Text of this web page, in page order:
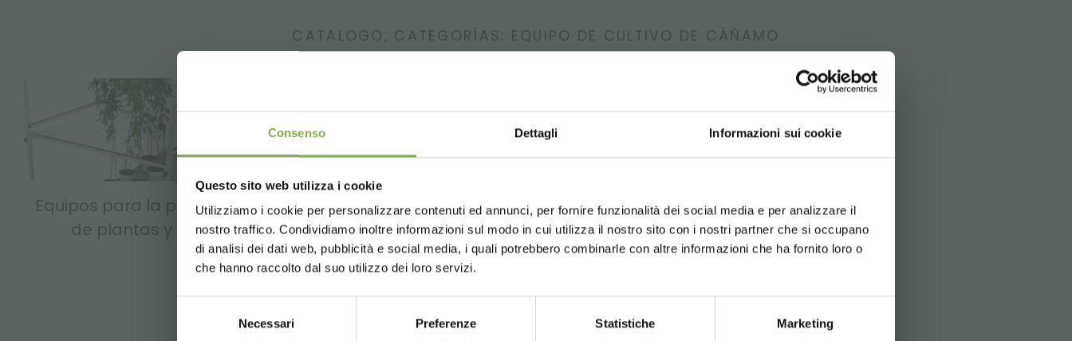
Consenso Dettagli Informazioni sui cookie
Questo sito web utilizza i cookie
Utilizziamo i cookie per personalizzare contenuti ed annunci, per fornire funzionalità dei social media e per analizzare il
nostro traffico. Condividiamo inoltre informazioni sul modo in cui utilizza il nostro sito con i nostri partner che si occupano
di analisi dei dati web, pubblicità e social media, i quali potrebbero combinarle con altre informazioni che ha fornito loro o
che hanno raccolto dal suo utilizzo dei loro servizi.
Necessari Preferenze Statistiche Marketing
CATALOGO, CATEGORÍAS: EQUIPO DE CULTIVO DE CÁÑAMO
Equipos para la producción
de plantas y flores
UNITED STATES ENGLISH
CONTINUE